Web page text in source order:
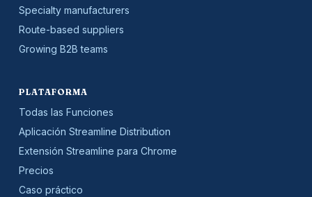
Specialty manufacturers
Route-based suppliers
Growing B2B teams
PLATAFORMA
Todas las Funciones
Aplicación Streamline Distribution
Extensión Streamline para Chrome
Precios
Caso práctico